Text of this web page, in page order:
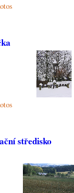
středisko